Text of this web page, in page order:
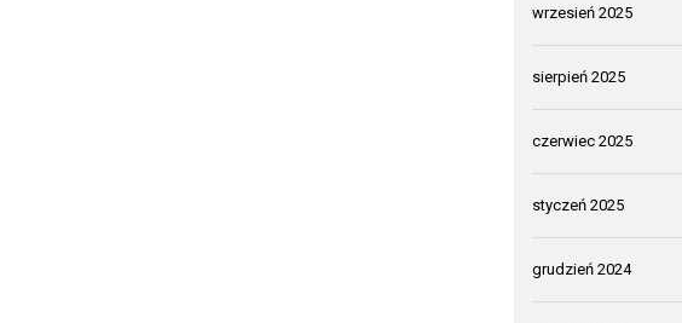
wrzesień 2025
sierpień 2025
czerwiec 2025
styczeń 2025
grudzień 2024